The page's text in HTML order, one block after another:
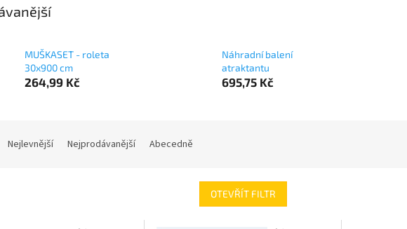
MUŠKASET - roleta
30x900 cm
264,99 Kč
Náhradní balení
atraktantu
695,75 Kč
Nejlevnější Nejprodávanější Abecedně
OTEVŘÍT FILTR